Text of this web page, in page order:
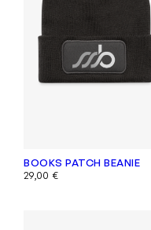
BOOKS PATCH BEANIE
29,00 €